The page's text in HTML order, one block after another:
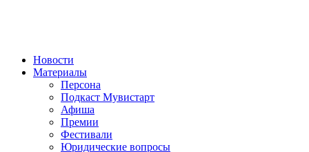
Новости
Материалы
Персона
Подкаст Мувистарт
Афиша
Премии
Фестивали
Юридические вопросы